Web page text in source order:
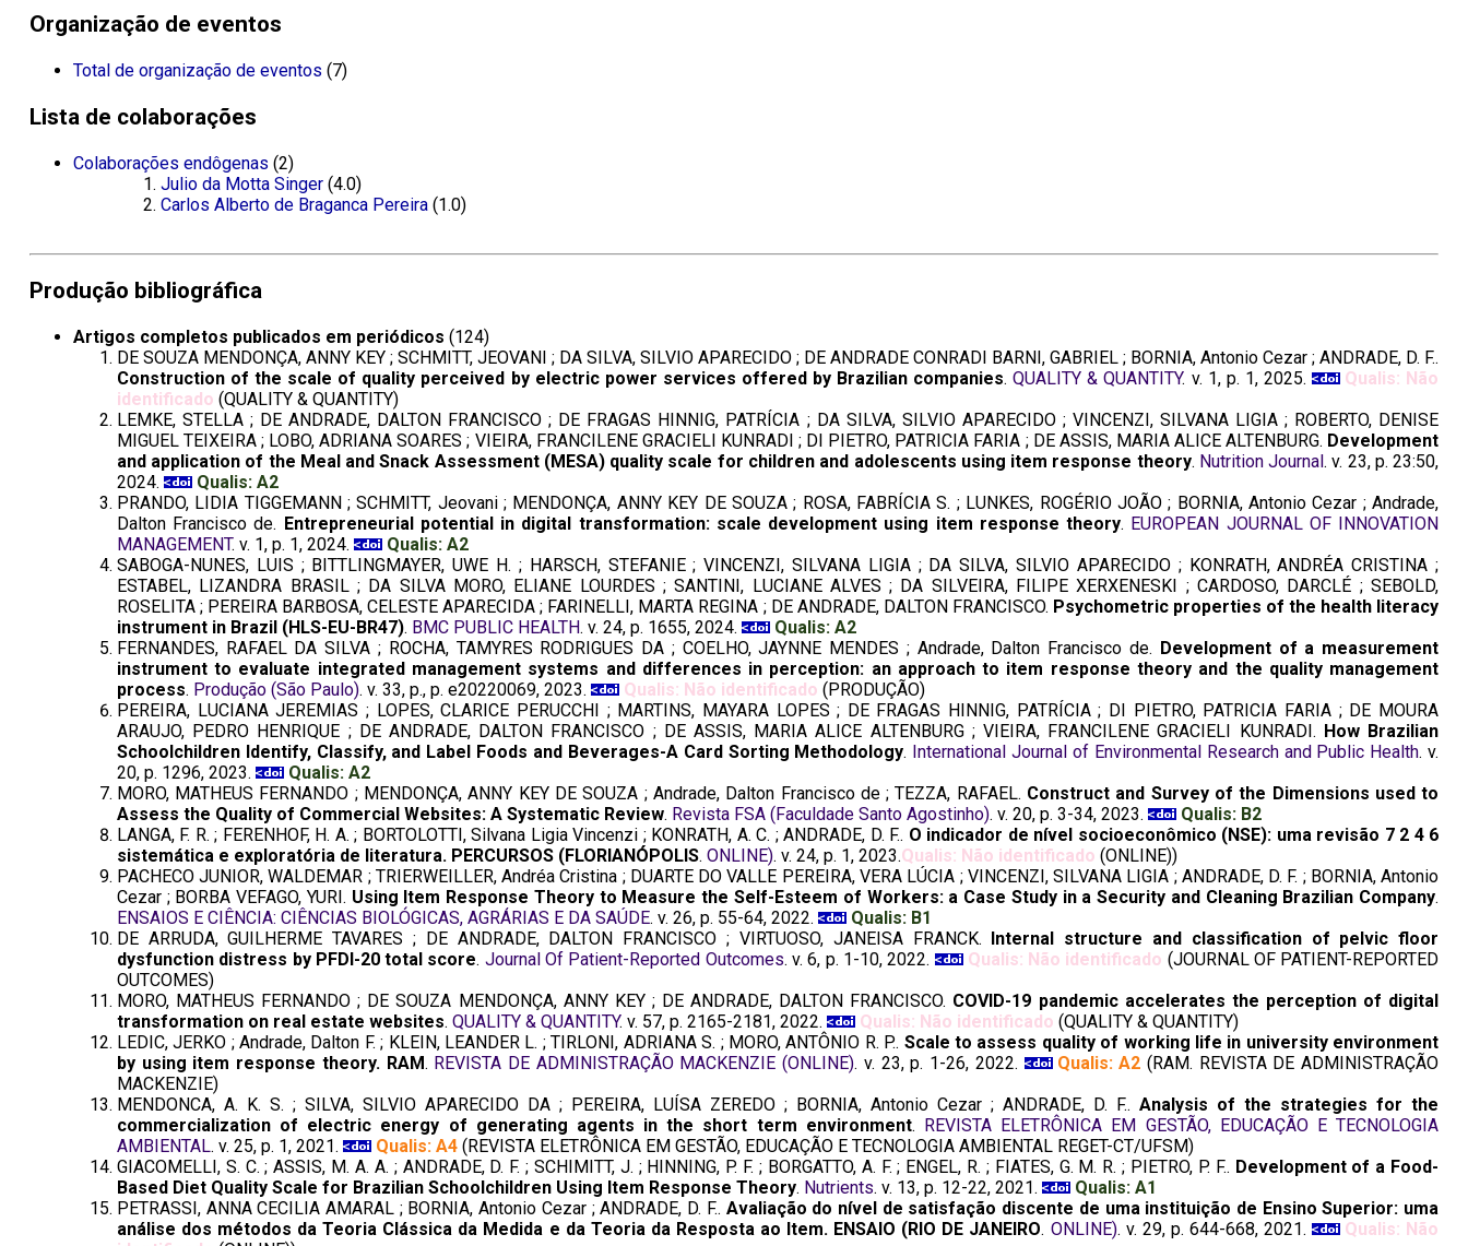
Organização de eventos
Total de organização de eventos (7)
Lista de colaborações
Colaborações endôgenas (2)
Julio da Motta Singer(4.0)
Carlos Alberto de Braganca Pereira(1.0)
Produção bibliográfica
Artigos completos publicados em periódicos (124)
DE SOUZA MENDONÇA, ANNY KEY ; SCHMITT, JEOVANI ; DA SILVA, SILVIO APARECIDO ; DE ANDRADE CONRADI BARNI, GABRIEL ; BORNIA, Antonio Cezar ; ANDRADE, D. F..
Construction of the scale of quality perceived by electric power services offered by Brazilian companies.QUALITY & QUANTITY. v. 1, p. 1, 2025.
Qualis: Não
identificado (QUALITY & QUANTITY)
LEMKE, STELLA ; DE ANDRADE, DALTON FRANCISCO ; DE FRAGAS HINNIG, PATRÍCIA ; DA SILVA, SILVIO APARECIDO ; VINCENZI, SILVANA LIGIA ; ROBERTO, DENISE
MIGUEL TEIXEIRA ; LOBO, ADRIANA SOARES ; VIEIRA, FRANCILENE GRACIELI KUNRADI ; DI PIETRO, PATRICIA FARIA ; DE ASSIS, MARIA ALICE ALTENBURG. Development
and application of the Meal and Snack Assessment (MESA) quality scale for children and adolescents using item response theory. Nutrition Journal. v. 23, p. 23:50,
2024.
Qualis: A2
PRANDO, LIDIA TIGGEMANN ; SCHMITT, Jeovani ; MENDONÇA, ANNY KEY DE SOUZA ; ROSA, FABRÍCIA S. ; LUNKES, ROGÉRIO JOÃO ; BORNIA, Antonio Cezar ; Andrade,
Dalton Francisco de. Entrepreneurial potential in digital transformation: scale development using item response theory. EUROPEAN JOURNAL OF INNOVATION
MANAGEMENT. v. 1, p. 1, 2024.
Qualis: A2
SABOGA-NUNES, LUIS ; BITTLINGMAYER, UWE H. ; HARSCH, STEFANIE ; VINCENZI, SILVANA LIGIA ; DA SILVA, SILVIO APARECIDO ; KONRATH, ANDRÉA CRISTINA ;
ESTABEL, LIZANDRA BRASIL ; DA SILVA MORO, ELIANE LOURDES ; SANTINI, LUCIANE ALVES ; DA SILVEIRA, FILIPE XERXENESKI ; CARDOSO, DARCLÉ ; SEBOLD,
ROSELITA ; PEREIRA BARBOSA, CELESTE APARECIDA ; FARINELLI, MARTA REGINA ; DE ANDRADE, DALTON FRANCISCO. Psychometric properties of the health literacy
instrument in Brazil (HLS-EU-BR47). BMC PUBLIC HEALTH. v. 24, p. 1655, 2024.
Qualis: A2
FERNANDES, RAFAEL DA SILVA ; ROCHA, TAMYRES RODRIGUES DA ; COELHO, JAYNNE MENDES ; Andrade, Dalton Francisco de. Development of a measurement
instrument to evaluate integrated management systems and differences in perception: an approach to item response theory and the quality management
process. Produção (São Paulo). v. 33, p., p. e20220069, 2023. Qualis: Não identificado (PRODUÇÃO)
PEREIRA, LUCIANA JEREMIAS ; LOPES, CLARICE PERUCCHI ; MARTINS, MAYARA LOPES ; DE FRAGAS HINNIG, PATRÍCIA ; DI PIETRO, PATRICIA FARIA ; DE MOURA
ARAUJO, PEDRO HENRIQUE ; DE ANDRADE, DALTON FRANCISCO ; DE ASSIS, MARIA ALICE ALTENBURG ; VIEIRA, FRANCILENE GRACIELI KUNRADI. How Brazilian
Schoolchildren Identify, Classify, and Label Foods and Beverages-A Card Sorting Methodology. International Journal of Environmental Research and Public Health. v.
20, p. 1296, 2023.
Qualis: A2
MORO, MATHEUS FERNANDO ; MENDONÇA, ANNY KEY DE SOUZA ; Andrade, Dalton Francisco de ; TEZZA, RAFAEL. Construct and Survey of the Dimensions used to
Assess the Quality of Commercial Websites: A Systematic Review. Revista FSA (Faculdade Santo Agostinho). v. 20, p. 3-34, 2023.
Qualis: B2
LANGA, F. R. ; FERENHOF, H. A. ; BORTOLOTTI, Silvana Ligia Vincenzi ; KONRATH, A. C. ; ANDRADE, D. F.. O indicador de nível socioeconômico (NSE): uma revisão 7 2 4 6
sistemática e exploratória de literatura. PERCURSOS (FLORIANÓPOLIS. ONLINE). v. 24, p. 1, 2023.Qualis: Não identificado (ONLINE))
PACHECO JUNIOR, WALDEMAR ; TRIERWEILLER, Andréa Cristina ; DUARTE DO VALLE PEREIRA, VERA LÚCIA ; VINCENZI, SILVANA LIGIA ; ANDRADE, D. F. ; BORNIA, Antonio
Cezar ; BORBA VEFAGO, YURI. Using Item Response Theory to Measure the Self-Esteem of Workers: a Case Study in a Security and Cleaning Brazilian Company.
ENSAIOS E CIÊNCIA: CIÊNCIAS BIOLÓGICAS, AGRÁRIAS E DA SAÚDE. v. 26, p. 55-64, 2022.
Qualis: B1
DE ARRUDA, GUILHERME TAVARES ; DE ANDRADE, DALTON FRANCISCO ; VIRTUOSO, JANEISA FRANCK.
Internal structure and classification of pelvic floor
dysfunction distress by PFDI-20 total score. Journal Of Patient-Reported Outcomes. v. 6, p. 1-10, 2022. Qualis: Não identificado (JOURNAL OF PATIENT-REPORTED
OUTCOMES)
MORO, MATHEUS FERNANDO ; DE SOUZA MENDONÇA, ANNY KEY ; DE ANDRADE, DALTON FRANCISCO. COVID-19 pandemic accelerates the perception of digital
transformation on real estate websites. QUALITY & QUANTITY. v. 57, p. 2165-2181, 2022. Qualis: Não identificado (QUALITY & QUANTITY)
LEDIC, JERKO ; Andrade, Dalton F. ; KLEIN, LEANDER L. ; TIRLONI, ADRIANA S. ; MORO, ANTÔNIO R. P.. Scale to assess quality of working life in university environment
by using item response theory. RAM. REVISTA DE ADMINISTRAÇÃO MACKENZIE (ONLINE). v. 23, p. 1-26, 2022. Qualis: A2 (RAM. REVISTA DE ADMINISTRAÇÃO
MACKENZIE)
MENDONCA, A. K. S. ; SILVA, SILVIO APARECIDO DA ; PEREIRA, LUÍSA ZEREDO ; BORNIA, Antonio Cezar ; ANDRADE, D. F..Analysis of the strategies for the
commercialization of electric energy of generating agents in the short term environment.
REVISTA ELETRÔNICA EM GESTÃO, EDUCAÇÃO E TECNOLOGIA
AMBIENTAL. v. 25, p. 1, 2021. Qualis: A4(REVISTA ELETRÔNICA EM GESTÃO, EDUCAÇÃO E TECNOLOGIA AMBIENTAL REGET-CT/UFSM)
GIACOMELLI, S. C. ; ASSIS, M. A. A. ; ANDRADE, D. F. ; SCHIMITT, J. ; HINNING, P. F. ; BORGATTO, A. F. ; ENGEL, R. ; FIATES, G. M. R. ; PIETRO, P. F.. Development of a Food-
Based Diet Quality Scale for Brazilian Schoolchildren Using Item Response Theory. Nutrients. v. 13, p. 12-22, 2021.
Qualis: A1
PETRASSI, ANNA CECILIA AMARAL ; BORNIA, Antonio Cezar ; ANDRADE, D. F.. Avaliação do nível de satisfação discente de uma instituição de Ensino Superior: uma
análise dos métodos da Teoria Clássica da Medida e da Teoria da Resposta ao Item. ENSAIO (RIO DE JANEIRO. ONLINE). v. 29, p. 644-668, 2021.
Qualis: Não